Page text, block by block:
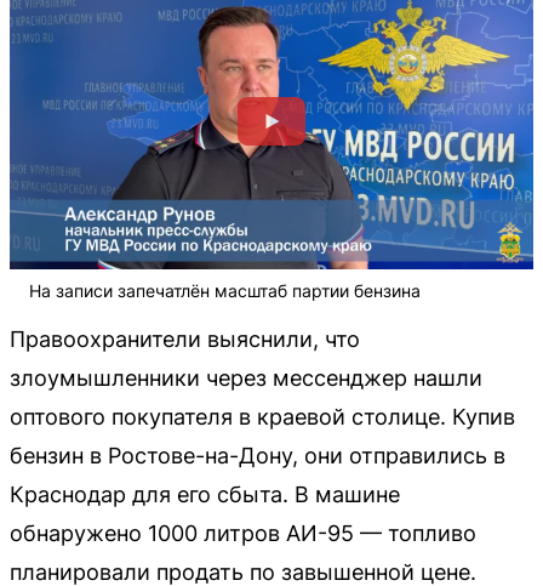
На записи запечатлён масштаб партии бензина
Правоохранители выяснили, что
злоумышленники через мессенджер нашли
оптового покупателя в краевой столице. Купив
бензин в Ростове-на-Дону, они отправились в
Краснодар для его сбыта. В машине
обнаружено 1000 литров АИ-95 — топливо
планировали продать по завышенной цене.